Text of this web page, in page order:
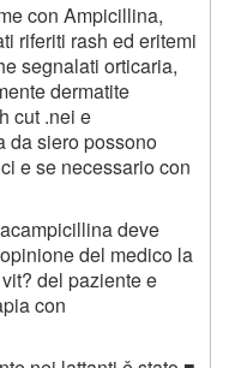
con Ampicillina,
riferiti rash ed eritemi
segnalati orticaria,
dermatite
cut .nei e
da siero possono
e se necessario con
deve
del medico la
del paziente e
con